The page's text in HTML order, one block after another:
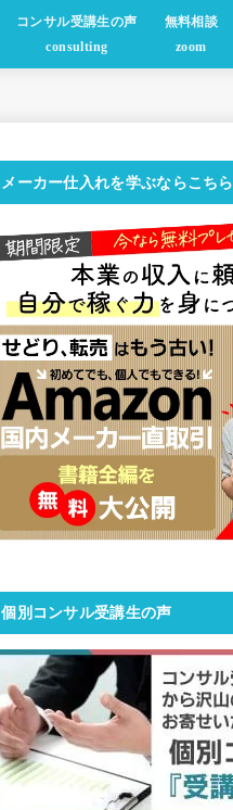
コンサル受講生の声
consulting
無料相談
zoom
メーカー仕入れを学ぶならこちら
個別コンサル受講生の声